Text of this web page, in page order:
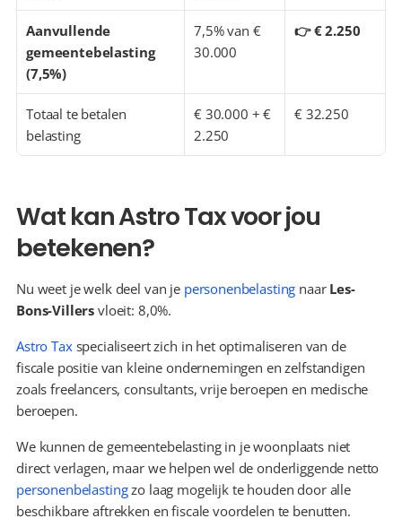
Aanvullende
gemeentebelasting
(7,5%)
7,5% van €
30.000
👉 € 2.250
Totaal te betalen
belasting
€ 30.000 + €
2.250
€ 32.250
Wat kan Astro Tax voor jou
betekenen?
Nu weet je welk deel van je personenbelasting naar Les-
Bons-Villers vloeit: 8,0%.
Astro Tax specialiseert zich in het optimaliseren van de
fiscale positie van kleine ondernemingen en zelfstandigen
zoals freelancers, consultants, vrije beroepen en medische
beroepen.
We kunnen de gemeentebelasting in je woonplaats niet
personenbelasting zo laag mogelijk te houden door alle
beschikbare aftrekken en fiscale voordelen te benutten.